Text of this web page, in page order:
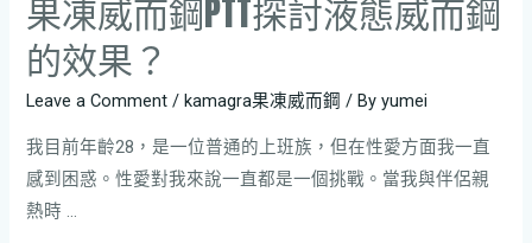
果凍威而鋼PTT探討液態威而鋼
的效果？
Leave a Comment /kamagra果凍威而鋼 / Byyumei
我目前年齡28，是一位普通的上班族，但在性愛方面我一直
感到困惑。性愛對我來說一直都是一個挑戰。當我與伴侶親
熱時 …